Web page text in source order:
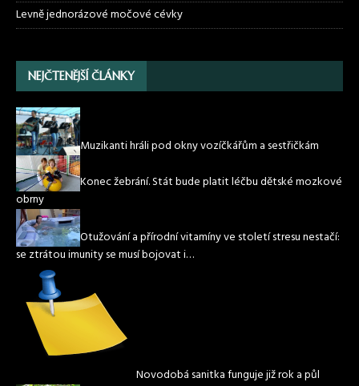
Levně jednorázové močové cévky
NEJČTENĚJŠÍ ČLÁNKY
Muzikanti hráli pod okny vozíčkářům a sestřičkám
Konec žebrání. Stát bude platit léčbu dětské mozkové
obrny
Otužování a přírodní vitamíny ve století stresu nestačí:
se ztrátou imunity se musí bojovat i…
Novodobá sanitka funguje již rok a půl